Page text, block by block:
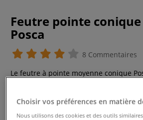
Feutre pointe conique
Posca
8 Commentaires
Le feutre à pointe moyenne conique
Choisir vos préférences en matière
Nous utilisons des cookies et des outils